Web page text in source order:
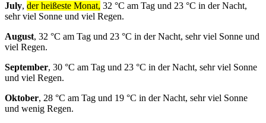
July, der heißeste Monat, 32 °C am Tag und 23 °C in der Nacht,
sehr viel Sonne und viel Regen.
August, 32 °C am Tag und 23 °C in der Nacht, sehr viel Sonne und
viel Regen.
September, 30 °C am Tag und 23 °C in der Nacht, sehr viel Sonne
und viel Regen.
Oktober, 28 °C am Tag und 19 °C in der Nacht, sehr viel Sonne
und wenig Regen.